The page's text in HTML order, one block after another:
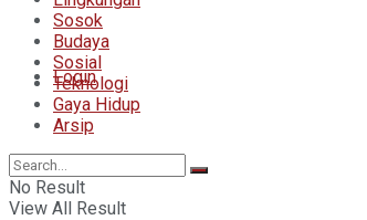
Login
Sosok
Budaya
Sosial
Teknologi
Gaya Hidup
Arsip
No Result
View All Result